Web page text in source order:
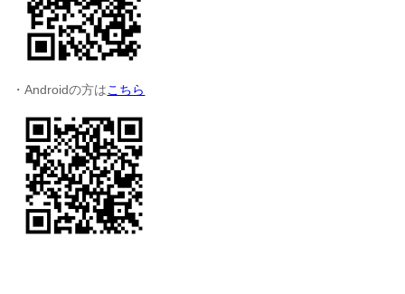
・Androidの方はこちら